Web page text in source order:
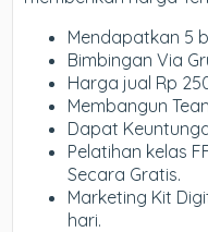
Mendapatkan 5
Bimbingan Via
Harga jual Rp
Membangun
Dapat
Pelatihan kelas
Secara Gratis.
Marketing Kit
hari.